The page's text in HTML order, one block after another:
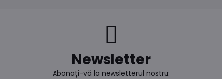
Newsletter
Abonați-vă la newsletterul nostru: